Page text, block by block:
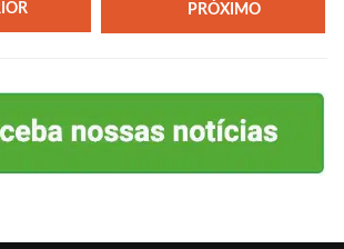
PRÓXIMO